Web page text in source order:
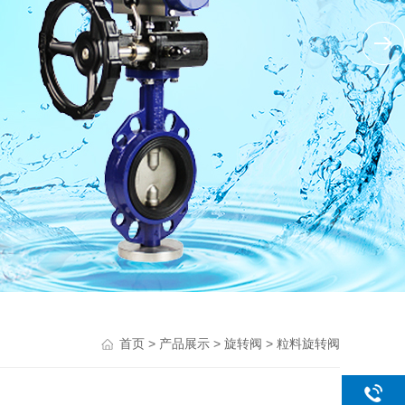
首页 > 产品展示 > 旋转阀 > 粒料旋转阀